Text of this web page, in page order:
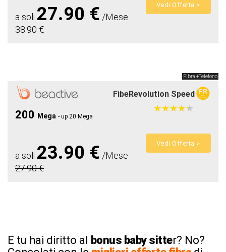
a soli 27.90 € /Mese
38.90 €
Vedi Offerta >
Fibra +Telefono
FibeRevolution Speed
200 Mega - up 20 Mega
★★★★★
★★★★★
a soli 23.90 € /Mese
27.90 €
Vedi Offerta >
E tu hai diritto al bonus baby sitter? No?